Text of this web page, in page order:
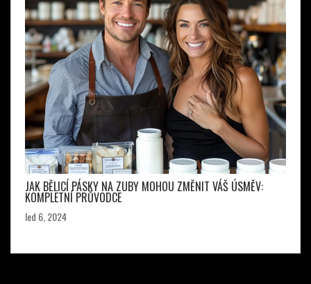
JAK BĚLICÍ PÁSKY NA ZUBY MOHOU ZMĚNIT VÁŠ ÚSMĚV:
KOMPLETNÍ PRŮVODCE
led 6, 2024